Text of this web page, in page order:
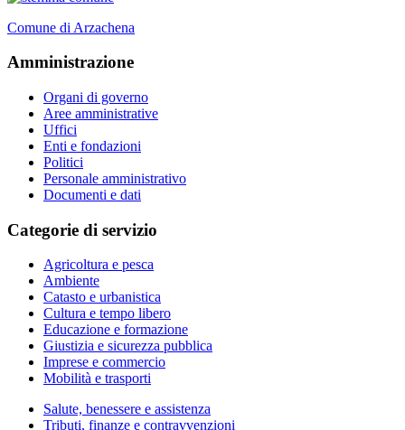
Comune di Arzachena
Amministrazione
Organi di governo
Aree amministrative
Uffici
Enti e fondazioni
Politici
Personale amministrativo
Documenti e dati
Categorie di servizio
Agricoltura e pesca
Ambiente
Catasto e urbanistica
Cultura e tempo libero
Educazione e formazione
Giustizia e sicurezza pubblica
Imprese e commercio
Mobilità e trasporti
Salute, benessere e assistenza
Tributi, finanze e contravvenzioni